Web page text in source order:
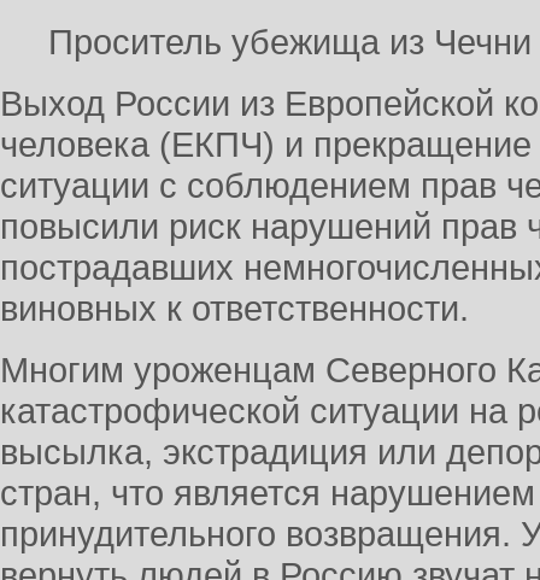
Проситель убежища из Чечни
Выход России из Европейской
человека (ЕКПЧ) и прекращение
ситуации с соблюдением прав
повысили риск нарушений прав
пострадавших
виновных к ответственности.
Многим уроженцам Северного
катастрофической ситуации на
высылка, экстрадиция или
стран, что является
принудительного возвращения.